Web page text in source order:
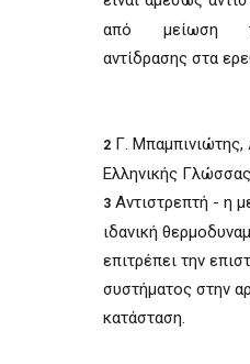
από μείωση
αντίδρασης στα
2 Γ.
Ελληνικής
3 Αντιστρεπτή - η
ιδανική
επιτρέπει την
συστήματος στην
κατάσταση.